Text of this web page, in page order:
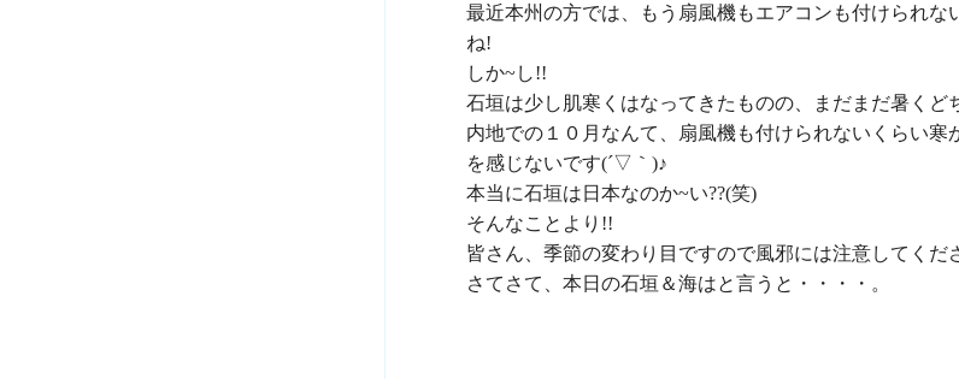
最近本州の方では、もう扇風機もエアコンも付けられな
ね!
しか~し!!
石垣は少し肌寒くはなってきたものの、まだまだ暑くど
内地での１０月なんて、扇風機も付けられないくらい寒
を感じないです(´▽｀)♪
本当に石垣は日本なのか~い??(笑)
そんなことより!!
皆さん、季節の変わり目ですので風邪には注意してくだ
さてさて、本日の石垣＆海はと言うと・・・・。